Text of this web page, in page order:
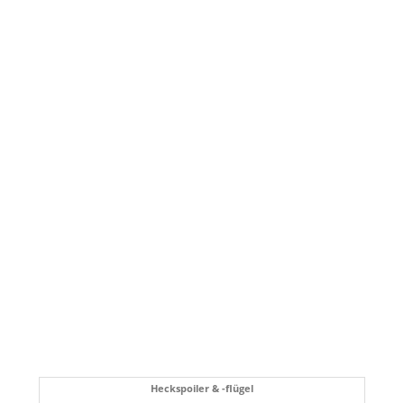
Heckspoiler & -flügel